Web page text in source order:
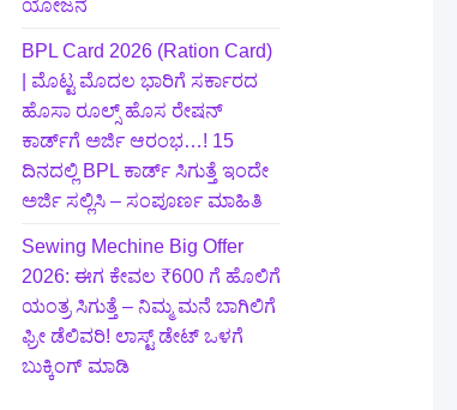
ಯೋಜನೆ
BPL Card 2026 (Ration Card)
| ಮೊಟ್ಟ ಮೊದಲ ಭಾರಿಗೆ ಸರ್ಕಾರದ
ಹೊಸಾ ರೂಲ್ಸ್ ಹೊಸ ರೇಷನ್
ಕಾರ್ಡ್‌ಗೆ ಅರ್ಜಿ ಆರಂಭ…! 15
ದಿನದಲ್ಲಿ BPL ಕಾರ್ಡ್ ಸಿಗುತ್ತೆ ಇಂದೇ
ಅರ್ಜಿ ಸಲ್ಲಿಸಿ – ಸಂಪೂರ್ಣ ಮಾಹಿತಿ
Sewing Mechine Big Offer
2026: ಈಗ ಕೇವಲ ₹600 ಗೆ ಹೊಲಿಗೆ
ಯಂತ್ರ ಸಿಗುತ್ತೆ – ನಿಮ್ಮ ಮನೆ ಬಾಗಿಲಿಗೆ‍
ಫ್ರೀ ಡೆಲಿವರಿ! ಲಾಸ್ಟ್‌ ಡೇಟ್‌ ಒಳಗೆ
ಬುಕ್ಕಿಂಗ್‌ ಮಾಡಿ